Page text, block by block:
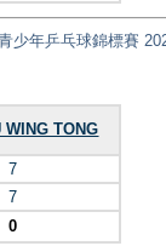
少年乒乓球錦標賽
WING TONG
7
7
0